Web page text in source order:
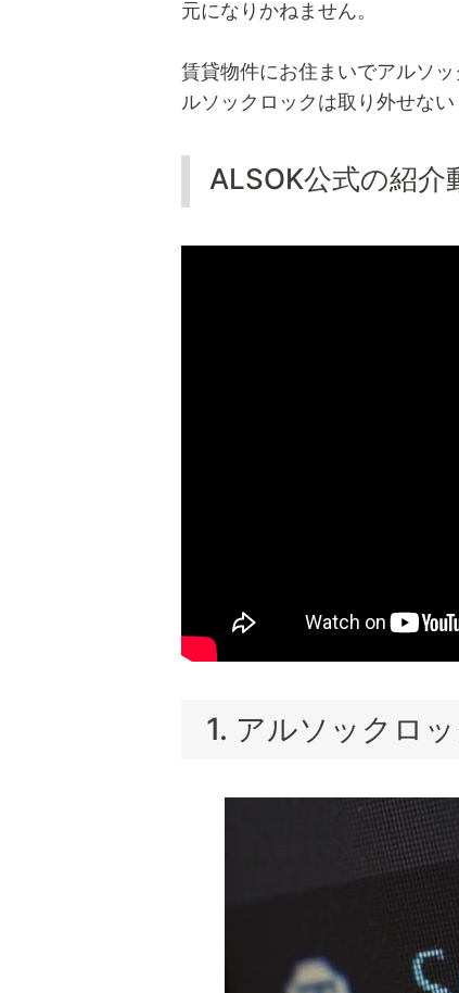
元になりかねません。
賃貸物件にお住まいでアルソ
ルソックロックは取り外せな
ALSOK公式の紹介
1. アルソックロ